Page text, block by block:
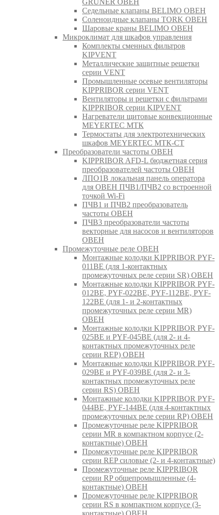
GRUNER ОВЕН
Седельные клапаны BELIMO ОВЕН
Соленоидные клапаны TORK ОВЕН
Шаровые краны BELIMO ОВЕН
Микроклимат для шкафов управления
Комплекты сменных фильтров
KIPVENT
Металлические защитные решетки
серии VENT
Промышленные осевые вентиляторы
KIPPRIBOR серии VENT
Вентиляторы и решетки с фильтрами
KIPPRIBOR серии KIPVENT
Нагреватели щитовые конвекционные
MEYERTEC МТК
Термостаты для электротехнических
шкафов MEYERTEC МТК-СТ
Преобразователи частоты ОВЕН
KIPPRIBOR AFD-L бюджетная серия
преобразователей частоты ОВЕН
ЛПО1В локальная панель оператора
для ОВЕН ПЧВ1/ПЧВ2 со встроенной
точкой Wi-Fi
ПЧВ1 и ПЧВ2 преобразователь
частоты ОВЕН
ПЧВ3 преобразователи частоты
векторные для насосов и вентиляторов
ОВЕН
Промежуточные реле ОВЕН
Монтажные колодки KIPPRIBOR PYF-
011BE (для 1-контактных
промежуточных реле серии SR) ОВЕН
Монтажные колодки KIPPRIBOR PYF-
012BE, PYF-022BE, PYF-112BE, PYF-
122BE (для 1- и 2-контактных
промежуточных реле серии MR)
ОВЕН
Монтажные колодки KIPPRIBOR PYF-
025BE и PYF-045BE (для 2- и 4-
контактных промежуточных реле
серии REP) ОВЕН
Монтажные колодки KIPPRIBOR PYF-
029BE и PYF-039BE (для 2- и 3-
контактных промежуточных реле
серии RS) ОВЕН
Монтажные колодки KIPPRIBOR PYF-
044BE, PYF-144BE (для 4-контактных
промежуточных реле серии RP) ОВЕН
Промежуточные реле KIPPRIBOR
серии MR в компактном корпусе (2-
контактные) ОВЕН
Промежуточные реле KIPPRIBOR
серии REP силовые (2- и 4-контактные)
Промежуточные реле KIPPRIBOR
серии RP общепромышленные (4-
контактные) ОВЕН
Промежуточные реле KIPPRIBOR
серии RS в компактном корпусе (3-
контактные) ОВЕН